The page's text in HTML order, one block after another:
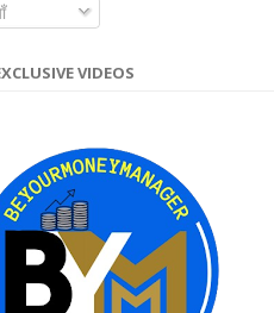
VIDEOS